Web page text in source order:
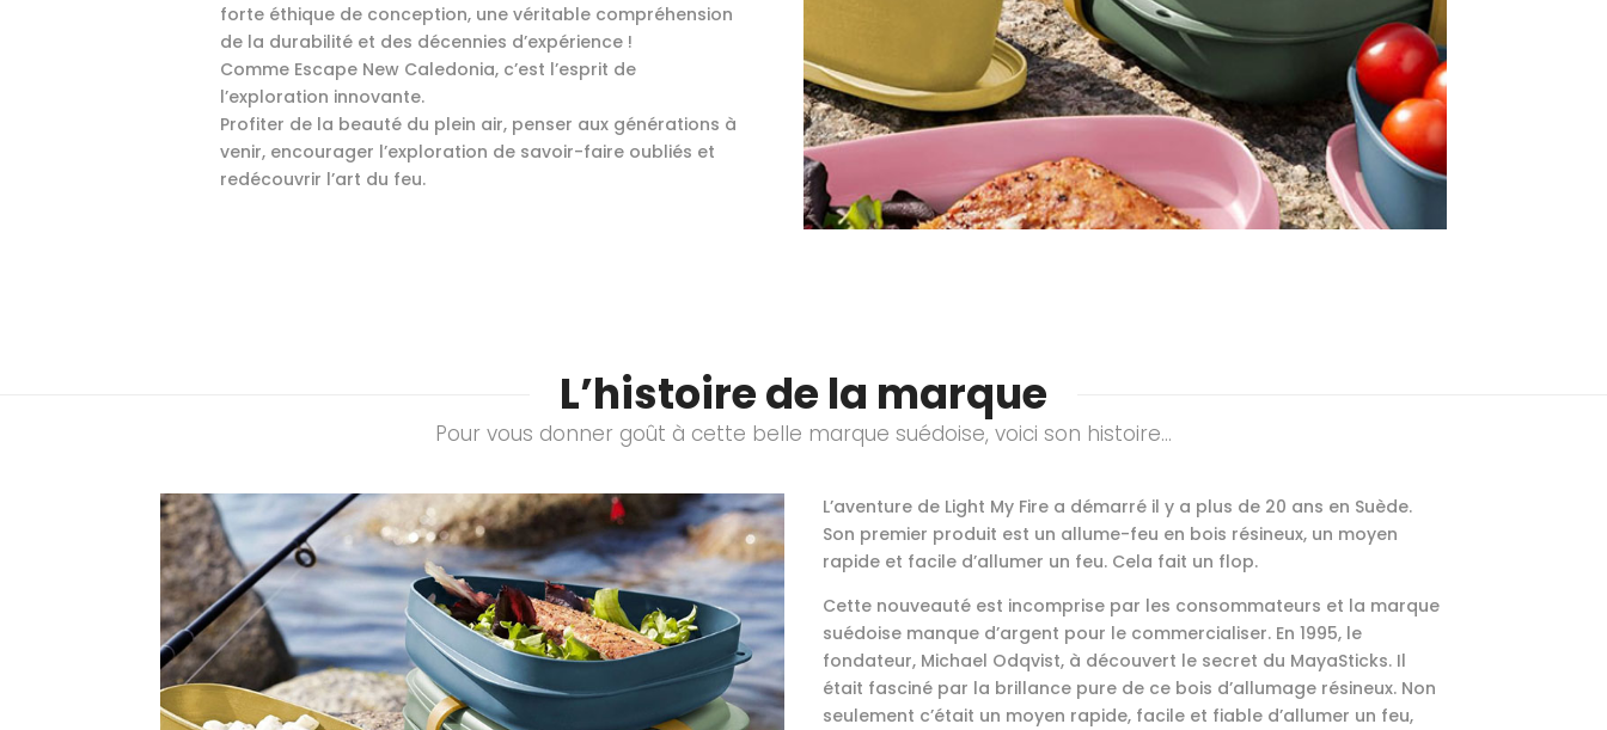
forte éthique de conception, une véritable compréhension
de la durabilité et des décennies d’expérience !
Comme Escape New Caledonia, c’est l’esprit de
l’exploration innovante.
Profiter de la beauté du plein air, penser aux générations à
venir, encourager l’exploration de savoir-faire oubliés et
redécouvrir l’art du feu.
L’histoire de la marque
Pour vous donner goût à cette belle marque suédoise, voici son histoire…
L’aventure de Light My Fire a démarré il y a plus de 20 ans en Suède.
Son premier produit est un allume-feu en bois résineux, un moyen
rapide et facile d’allumer un feu. Cela fait un flop.
Cette nouveauté est incomprise par les consommateurs et la marque
suédoise manque d’argent pour le commercialiser. En 1995, le
fondateur, Michael Odqvist, à découvert le secret du MayaSticks. Il
était fasciné par la brillance pure de ce bois d’allumage résineux. Non
seulement c’était un moyen rapide, facile et fiable d’allumer un feu,